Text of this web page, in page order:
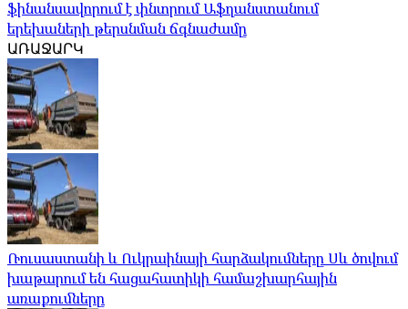
ֆինանսավորում է փնտրում Աֆղանստանում
երեխաների թերսնման ճգնաժամը
ԱՌԱՋԱՐԿ
Ռուսաստանի և Ուկրաինայի հարձակումները Սև ծովում
խաթարում են հացահատիկի համաշխարհային
առաքումները